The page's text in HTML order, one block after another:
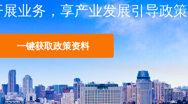
业务，享产业发展引导政策
一键获取政策资料